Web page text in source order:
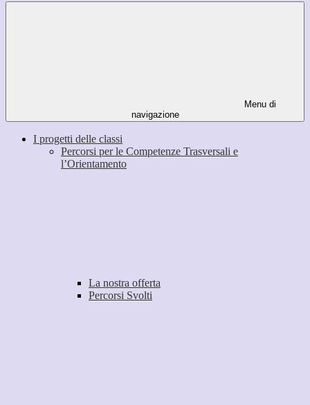
Menu di
navigazione
I progetti delle classi
Percorsi per le Competenze Trasversali e
l’Orientamento
La nostra offerta
Percorsi Svolti